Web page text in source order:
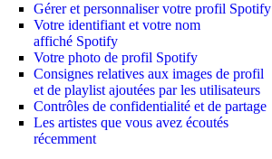
Gérer et personnaliser votre profil Spotify
Votre identifiant et votre nom
affiché Spotify
Votre photo de profil Spotify
Consignes relatives aux images de profil
et de playlist ajoutées par les utilisateurs
Contrôles de confidentialité et de partage
Les artistes que vous avez écoutés
récemment